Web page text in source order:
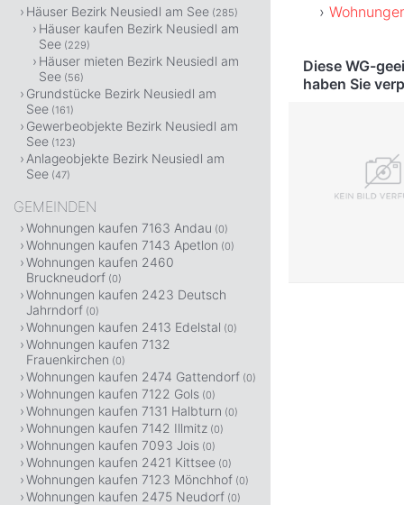
Diese WG-
haben Sie
Häuser Bezirk Neusiedl am See (285)
Häuser kaufen Bezirk Neusiedl am
See (229)
Häuser mieten Bezirk Neusiedl am
See (56)
Grundstücke Bezirk Neusiedl am
See (161)
Gewerbeobjekte Bezirk Neusiedl am
See (123)
Anlageobjekte Bezirk Neusiedl am
See (47)
GEMEINDEN
Wohnungen kaufen 7163 Andau (0)
Wohnungen kaufen 7143 Apetlon (0)
Wohnungen kaufen 2460
Bruckneudorf (0)
Wohnungen kaufen 2423 Deutsch
Jahrndorf (0)
Wohnungen kaufen 2413 Edelstal (0)
Wohnungen kaufen 7132
Frauenkirchen (0)
Wohnungen kaufen 2474 Gattendorf (0)
Wohnungen kaufen 7122 Gols (0)
Wohnungen kaufen 7131 Halbturn (0)
Wohnungen kaufen 7142 Illmitz (0)
Wohnungen kaufen 7093 Jois (0)
Wohnungen kaufen 2421 Kittsee (0)
Wohnungen kaufen 7123 Mönchhof (0)
Wohnungen kaufen 2475 Neudorf (0)